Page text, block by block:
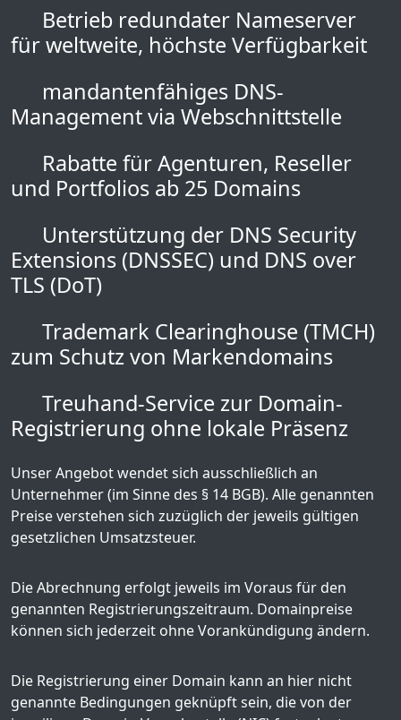
Betrieb redundater Nameserver
für weltweite, höchste Verfügbarkeit
mandantenfähiges DNS-
Management via Webschnittstelle
Rabatte für Agenturen, Reseller
und Portfolios ab 25 Domains
Unterstützung der DNS Security
Extensions (DNSSEC) und DNS over
TLS (DoT)
Trademark Clearinghouse (TMCH)
zum Schutz von Markendomains
Treuhand-Service zur Domain-
Registrierung ohne lokale Präsenz
Unser Angebot wendet sich ausschließlich an
Unternehmer (im Sinne des § 14 BGB). Alle genannten
Preise verstehen sich zuzüglich der jeweils gültigen
gesetzlichen Umsatzsteuer.
Die Abrechnung erfolgt jeweils im Voraus für den
genannten Registrierungszeitraum. Domainpreise
können sich jederzeit ohne Vorankündigung ändern.
Die Registrierung einer Domain kann an hier nicht
genannte Bedingungen geknüpft sein, die von der